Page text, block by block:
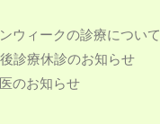
ウィークの診療について
診療休診のお知らせ
のお知らせ